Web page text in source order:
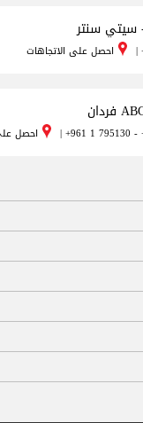
سيتي سنتر
| احصل على الاتجاهات
+961 1 795130 -
| احصل